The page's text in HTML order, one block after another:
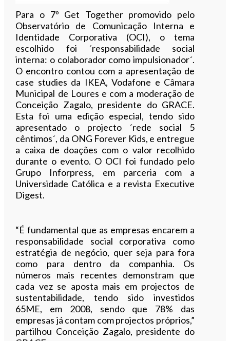
Para o 7º Get Together promovido pelo
Observatório de Comunicação Interna e
Identidade Corporativa (OCI), o tema
escolhido foi ´responsabilidade social
interna: o colaborador como impulsionador´.
O encontro contou com a apresentação de
case studies da IKEA, Vodafone e Câmara
Municipal de Loures e com a moderação de
Conceição Zagalo, presidente do GRACE.
Esta foi uma edição especial, tendo sido
apresentado o projecto ´rede social 5
cêntimos´, da ONG Forever Kids, e entregue
a caixa de doações com o valor recolhido
durante o evento. O OCI foi fundado pelo
Grupo Inforpress, em parceria com a
Universidade Católica e a revista Executive
Digest.
“É fundamental que as empresas encarem a
responsabilidade social corporativa como
estratégia de negócio, quer seja para fora
como para dentro da companhia. Os
números mais recentes demonstram que
cada vez se aposta mais em projectos de
sustentabilidade, tendo sido investidos
65ME, em 2008, sendo que 78% das
empresas já contam com projectos próprios,”
partilhou Conceição Zagalo, presidente do